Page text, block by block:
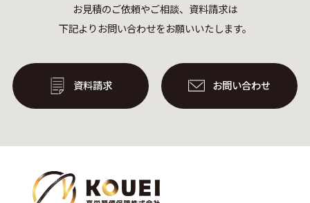
お見積のご依頼やご相談、資料請求は
下記よりお問い合わせをお願いいたします。
資料請求 お問い合わせ